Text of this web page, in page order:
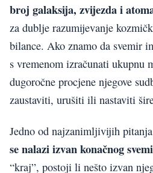
broj galaksija, zvijezda i
za dublje razumijevanje
bilance. Ako znamo da svemir
s vremenom izračunati ukupnu
dugoročne procjene njegove
zaustaviti, urušiti ili nastaviti
Jedno od najzanimljivijih
se nalazi izvan konačnog
“kraj”, postoji li nešto izvan